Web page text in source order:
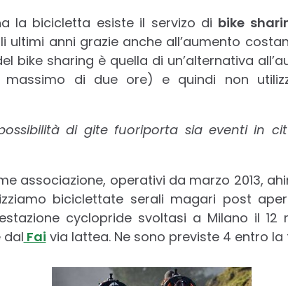
la bicicletta esiste il servizo di bike
ultimi anni grazie anche all’aumento
bike sharing è quella di un’alternativa
di due ore) e quindi non
di gite fuoriporta sia eventi in
associazione, operativi da marzo 2013,
biciclettate serali magari post
cyclopride svoltasi a Milano il
dal Fai via lattea. Ne sono previste 4 entro